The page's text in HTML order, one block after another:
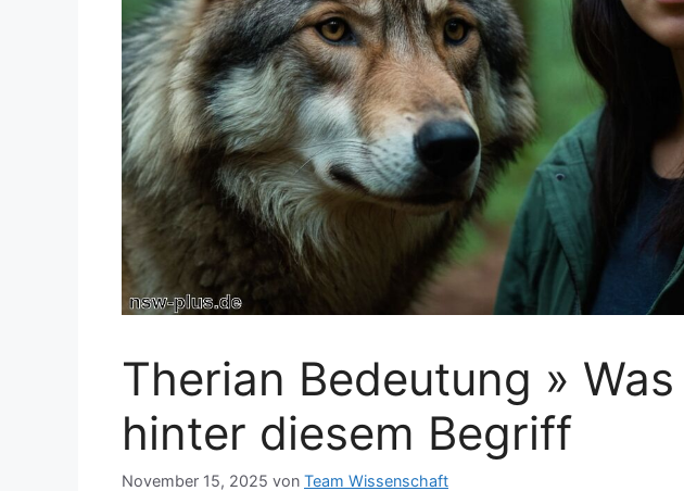
Therian Bedeutung »
hinter diesem Begriff
November 15, 2025 von Team Wissenschaft